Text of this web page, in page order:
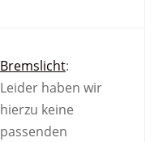
Bremslicht:
Leider haben wir
hierzu keine
passenden